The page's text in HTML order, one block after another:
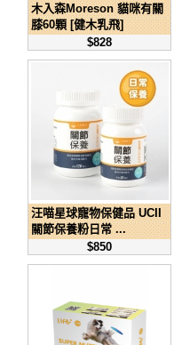
木入森Moreson 貓咪有關
膝60顆 [健木乳飛]
$828
汪喵星球寵物保健品 UCII
關節保養粉日常 ...
$850